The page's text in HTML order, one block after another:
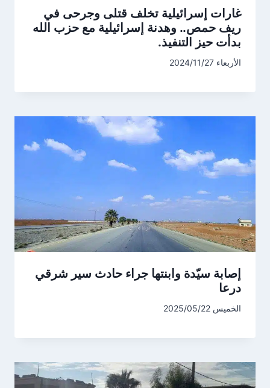
غارات إسرائيلية تخلف قتلى وجرحى في
ريف حمص.. وهدنة إسرائيلية مع حزب الله
بدأت حيز التنفيذ.
الأربعاء 2024/11/27
إصابة سيّدة وابنتها جراء حادث سير شرقي
درعا
الخميس 2025/05/22